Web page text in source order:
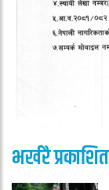
भर्खरै प्रकाशित